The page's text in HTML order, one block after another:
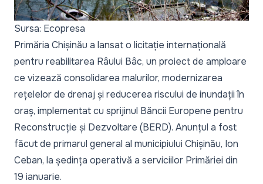
Sursa: Ecopresa
Primăria Chișinău a lansat o licitație internațională
pentru reabilitarea Râului Bâc, un proiect de amploare
ce vizează consolidarea malurilor, modernizarea
rețelelor de drenaj și reducerea riscului de inundații în
oraș, implementat cu sprijinul Băncii Europene pentru
Reconstrucție și Dezvoltare (BERD). Anunțul a fost
făcut de primarul general al municipiului Chișinău, Ion
Ceban, la ședința operativă a serviciilor Primăriei din
19 ianuarie.